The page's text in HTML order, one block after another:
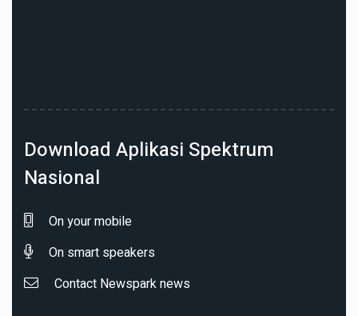
Download Aplikasi Spektrum
Nasional
On your mobile
On smart speakers
Contact Newspark news